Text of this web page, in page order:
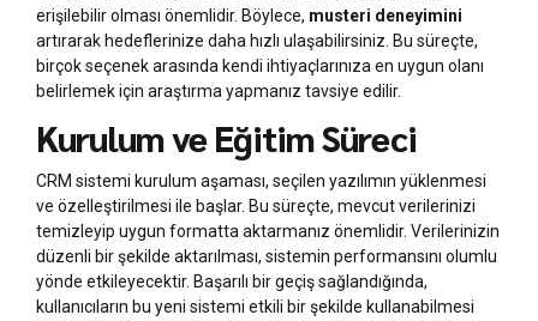
erişilebilir olması önemlidir. Böylece, musteri deneyimini
artırarak hedeflerinize daha hızlı ulaşabilirsiniz. Bu süreçte,
birçok seçenek arasında kendi ihtiyaçlarınıza en uygun olanı
belirlemek için araştırma yapmanız tavsiye edilir.
Kurulum ve Eğitim Süreci
CRM sistemi kurulum aşaması, seçilen yazılımın yüklenmesi
ve özelleştirilmesi ile başlar. Bu süreçte, mevcut verilerinizi
temizleyip uygun formatta aktarmanız önemlidir. Verilerinizin
düzenli bir şekilde aktarılması, sistemin performansını olumlu
yönde etkileyecektir. Başarılı bir geçiş sağlandığında,
kullanıcıların bu yeni sistemi etkili bir şekilde kullanabilmesi